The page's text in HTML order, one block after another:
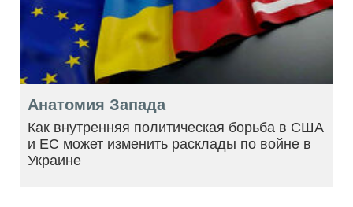
Анатомия Запада
Как внутренняя политическая борьба в США
и ЕС может изменить расклады по войне в
Украине